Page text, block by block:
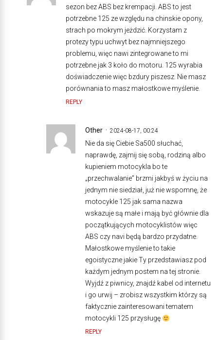
sezon bez ABS bez krempacji. ABS to jest
potrzebne 125 ze względu na chinskie opony,
strach po mokrym jeżdzić. Korzystam z
protezy typu uchwyt bez najmniejszego
problemu, więc nawi zintegrowane to mi
potrzebne jak 3 koło do motoru. 125 wyrabia
doświadczenie więc bzdury piszesz. Nie masz
porównania to masz małostkowe myślenie.
REPLY
Other 2024-08-17, 00:24
Nie da się Ciebie Sa500 słuchać,
naprawdę, zajmij się sobą, rodziną albo
kupieniem motocykla bo te
„przechwalanie” brzmi jakbyś w życiu na
jednym nie siedział, już nie wspomnę, że
motocykle 125 jak sama nazwa
wskazuje są małe i mają być głównie dla
początkujących motocyklistów więc
ABS czy navi będą bardzo przydatne.
Małostkowe myślenie to takie
egoistyczne jakie Ty przedstawiasz pod
każdym jednym postem na tej stronie.
Wyjdź z piwnicy, znajdź kabel od internetu
i go urwij – zrobisz wszystkim którzy są
faktycznie zainteresowani tematem
motocykli 125 przysługę
REPLY